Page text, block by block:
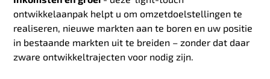
ontwikkelaanpak helpt u om omzetdoelstellingen te
realiseren, nieuwe markten aan te boren en uw positie
in bestaande markten uit te breiden – zonder dat daar
zware ontwikkeltrajecten voor nodig zijn.